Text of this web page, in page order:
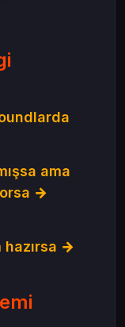
ama
→
hazırsa →